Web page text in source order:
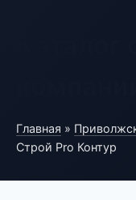
Главная »
Строй Pro Контур